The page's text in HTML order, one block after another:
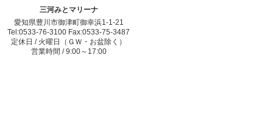
三河みとマリーナ
愛知県豊川市御津町御幸浜1-1-21
Tel:0533-76-3100 Fax:0533-75-3487
定休日 / 火曜日（ＧＷ・お盆除く）
営業時間 / 9:00～17:00